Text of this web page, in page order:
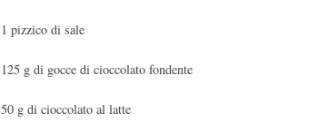
1 pizzico di sale
125 g di gocce di cioccolato fondente
50 g di cioccolato al latte